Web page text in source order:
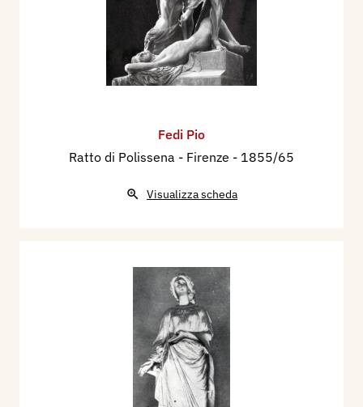
Fedi Pio
Ratto di Polissena - Firenze - 1855/65
Visualizza scheda